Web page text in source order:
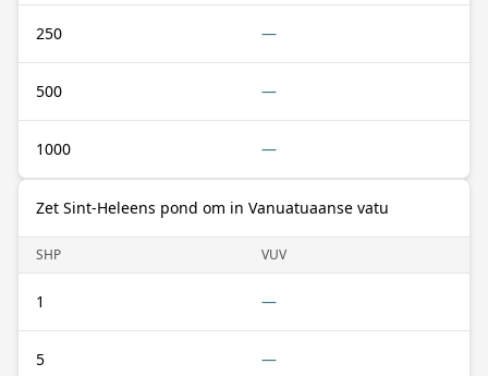
250 —
500 —
1000 —
Zet Sint-Heleens pond om in Vanuatuaanse vatu
SHP VUV
1 —
5 —